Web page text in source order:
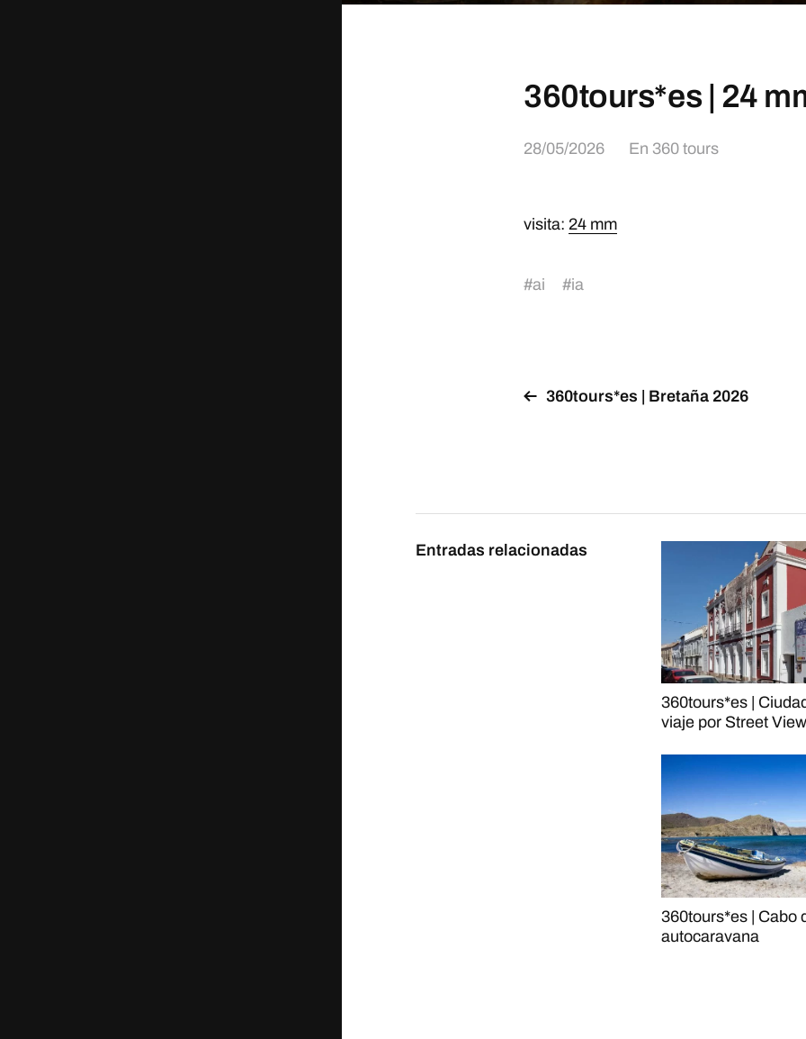
360tours*es | 24
28/05/2026 En 360 tours
visita: 24 mm
#ai #ia
360tours*es | Bretaña 2026
Entradas relacionadas
360tours*es |
viaje por Street View
360tours*es | Cabo
autocaravana